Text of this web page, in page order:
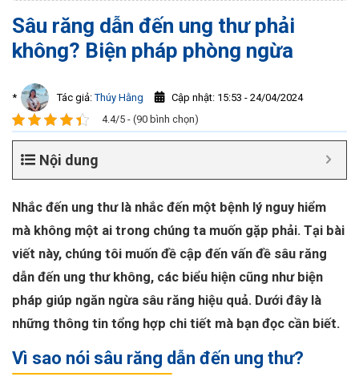
Sâu răng dẫn đến ung thư phải
không? Biện pháp phòng ngừa
* Tác giả:Thúy Hằng
Cập nhật: 15:53 - 24/04/2024
4.4/5 - (90 bình chọn)
Nội dung
Nhắc đến ung thư là nhắc đến một bệnh lý nguy hiểm
mà không một ai trong chúng ta muốn gặp phải. Tại bài
viết này, chúng tôi muốn đề cập đến vấn đề sâu răng
dẫn đến ung thư không, các biểu hiện cũng như biện
pháp giúp ngăn ngừa sâu răng hiệu quả. Dưới đây là
những thông tin tổng hợp chi tiết mà bạn đọc cần biết.
Vì sao nói sâu răng dẫn đến ung thư?